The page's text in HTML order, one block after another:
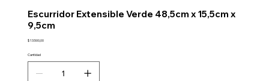
Escurridor Extensible Verde 48,5cm x 15,5cm x
9,5cm
Precio
$ 13.500,00
Cantidad